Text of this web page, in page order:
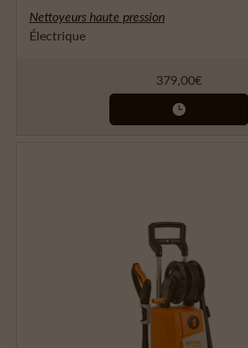
Nettoyeurs haute pression
Électrique
379,00€